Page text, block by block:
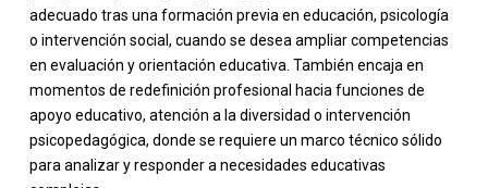
adecuado tras una formación previa en educación, psicología
o intervención social, cuando se desea ampliar competencias
en evaluación y orientación educativa. También encaja en
momentos de redefinición profesional hacia funciones de
apoyo educativo, atención a la diversidad o intervención
psicopedagógica, donde se requiere un marco técnico sólido
para analizar y responder a necesidades educativas